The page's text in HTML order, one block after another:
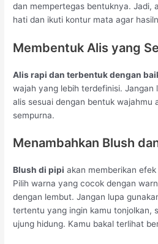
dan mempertegas bentuknya. Jadi,
hati dan ikuti kontur mata agar
Membentuk Alis yang
Alis rapi dan terbentuk dengan
wajah yang lebih terdefinisi. Jangan
alis sesuai dengan bentuk wajahmu
sempurna.
Menambahkan Blush
Blush di pipi akan memberikan
Pilih warna yang cocok dengan
dengan lembut. Jangan lupa
tertentu yang ingin kamu tonjolkan,
ujung hidung. Kamu bakal terlihat